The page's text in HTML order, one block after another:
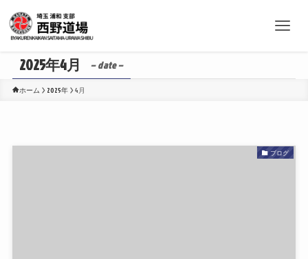
2025年4月 – date –
ホーム 2025年 4月
ブログ